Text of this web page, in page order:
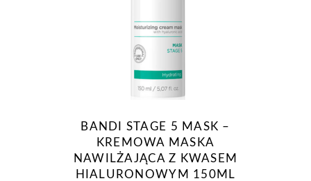
BANDI STAGE 5 MASK –
KREMOWA MASKA
NAWILŻAJĄCA Z KWASEM
HIALURONOWYM 150ML